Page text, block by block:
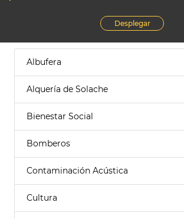
Desplegar
Albufera
Alquería de Solache
Bienestar Social
Bomberos
Contaminación Acústica
Cultura